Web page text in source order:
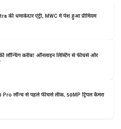
की धमाकेदार एंट्री, MWC में पेश हुआ प्रीमियम
लॉन्चिंग करीब! ऑनलाइन लिस्टिंग से फीचर्स और
लॉन्च से पहले फीचर्स लीक, 50MP ट्रिपल कैमरा